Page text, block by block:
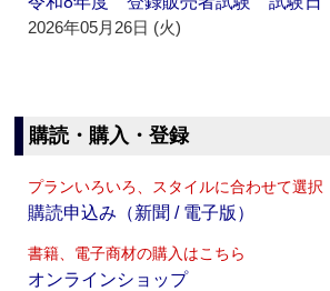
2026年05月26日 (火)
購読・購入・登録
プランいろいろ、スタイルに合わせて選択
購読申込み（新聞 / 電子版）
書籍、電子商材の購入はこちら
オンラインショップ